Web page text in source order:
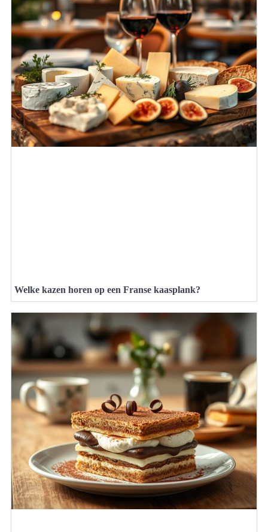
Welke kazen horen op een Franse kaasplank?